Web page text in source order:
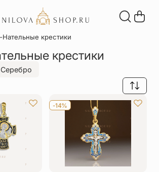
37-20
Браслеты
Настольные
Нательные
иконы
Статьи
Нательные крестики
крестики
Серебро
-14%